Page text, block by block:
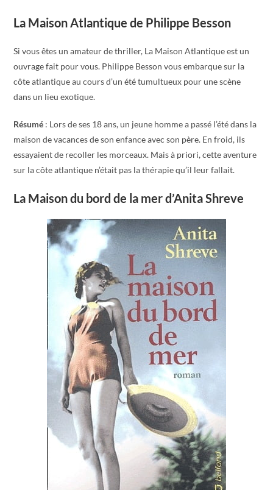
La Maison Atlantique de Philippe Besson
Si vous êtes un amateur de thriller, La Maison Atlantique est un
ouvrage fait pour vous. Philippe Besson vous embarque sur la
côte atlantique au cours d’un été tumultueux pour une scène
dans un lieu exotique.
Résumé : Lors de ses 18 ans, un jeune homme a passé l’été dans la
maison de vacances de son enfance avec son père. En froid, ils
essayaient de recoller les morceaux. Mais à priori, cette aventure
sur la côte atlantique n’était pas la thérapie qu’il leur fallait.
La Maison du bord de la mer d’Anita Shreve